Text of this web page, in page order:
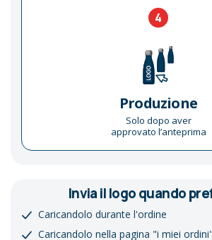
4
Produzione
Solo dopo aver
approvato l’anteprima
Invia il logo quando
Caricandolo durante l'ordine
Caricandolo nella pagina "i miei ordini"